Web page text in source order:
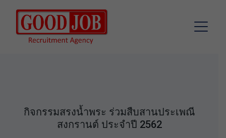
กิจกรรมสรงน้ำพระ ร่วมสืบสานประเพณี
สงกรานต์ ประจำปี 2562